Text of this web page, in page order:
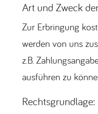
Art und Zweck
Zur Erbringung
werden von uns
z.B.
ausführen zu
Rechtsgrundlage: